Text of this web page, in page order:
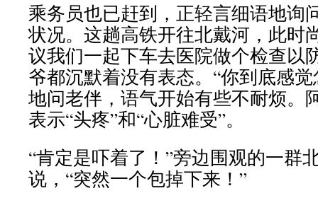
乘务员也已赶到，正轻言细语地询
状况。这趟高铁开往北戴河，此时
议我们一起下车去医院做个检查以
爷都沉默着没有表态。“你到底感
地问老伴，语气开始有些不耐烦。
表示“头疼”和“心脏难受”。
“肯定是吓着了！”旁边围观的一群
说，“突然一个包掉下来！”